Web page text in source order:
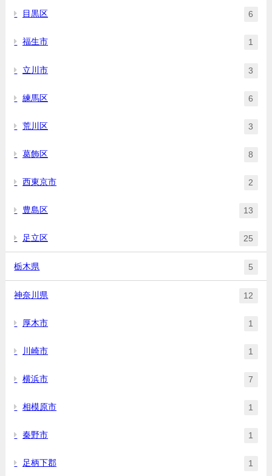
目黒区 6
福生市 1
立川市 3
練馬区 6
荒川区 3
葛飾区 8
西東京市 2
豊島区 13
足立区 25
栃木県 5
神奈川県 12
厚木市 1
川崎市 1
横浜市 7
相模原市 1
秦野市 1
足柄下郡 1